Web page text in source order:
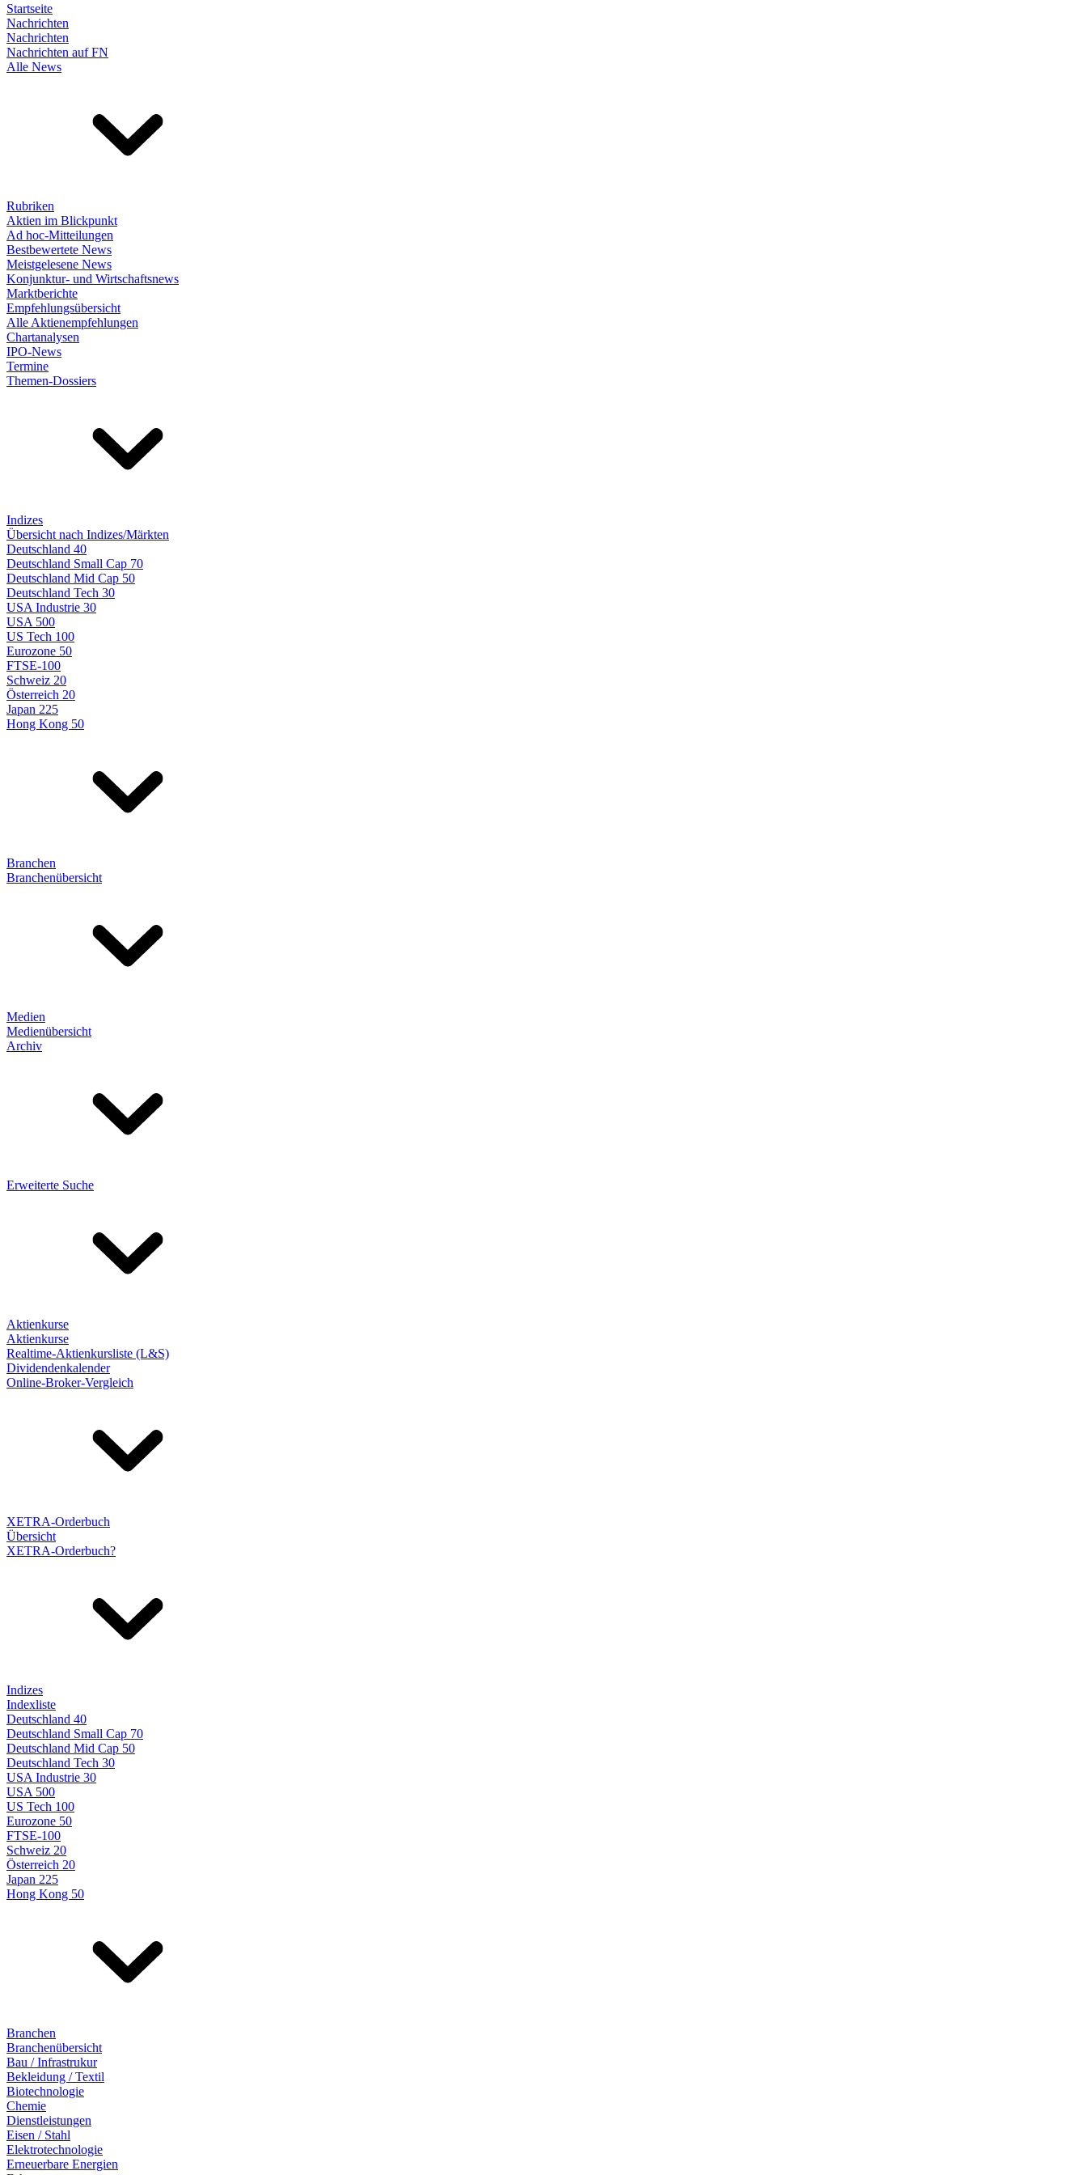
Startseite
Nachrichten
Nachrichten
Nachrichten auf FN
Alle News
Rubriken
Aktien im Blickpunkt
Ad hoc-Mitteilungen
Bestbewertete News
Meistgelesene News
Konjunktur- und Wirtschaftsnews
Marktberichte
Empfehlungsübersicht
Alle Aktienempfehlungen
Chartanalysen
IPO-News
Termine
Themen-Dossiers
Indizes
Übersicht nach Indizes/Märkten
Deutschland 40
Deutschland Small Cap 70
Deutschland Mid Cap 50
Deutschland Tech 30
USA Industrie 30
USA 500
US Tech 100
Eurozone 50
FTSE-100
Schweiz 20
Österreich 20
Japan 225
Hong Kong 50
Branchen
Branchenübersicht
Medien
Medienübersicht
Archiv
Erweiterte Suche
Aktienkurse
Aktienkurse
Realtime-Aktienkursliste (L&S)
Dividendenkalender
Online-Broker-Vergleich
XETRA-Orderbuch
Übersicht
XETRA-Orderbuch?
Indizes
Indexliste
Deutschland 40
Deutschland Small Cap 70
Deutschland Mid Cap 50
Deutschland Tech 30
USA Industrie 30
USA 500
US Tech 100
Eurozone 50
FTSE-100
Schweiz 20
Österreich 20
Japan 225
Hong Kong 50
Branchen
Branchenübersicht
Bau / Infrastrukur
Bekleidung / Textil
Biotechnologie
Chemie
Dienstleistungen
Eisen / Stahl
Elektrotechnologie
Erneuerbare Energien